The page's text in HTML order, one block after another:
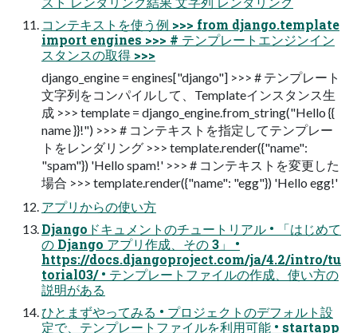
コンテキストを使う例 >>> from django.template
import engines >>> # テンプレートエンジンイン
スタンスの取得 >>>
django_engine = engines["django"] >>> # テンプレート
文字列をコンパイルして、Templateインスタンス生
成 >>> template = django_engine.from_string("Hello {{
name }}!") >>> # コンテキストを指定してテンプレー
トをレンダリング >>> template.render({"name":
"spam"}) 'Hello spam!' >>> # コンテキストを変更した
場合 >>> template.render({"name": "egg"}) 'Hello egg!'
アプリからの使い方
Djangoドキュメントのチュートリアル • 「はじめて
の Django アプリ作成、その 3」 •
https://docs.djangoproject.com/ja/4.2/intro/tu
torial03/ • テンプレートファイルの作成、使い方の
説明がある
ひとまずやってみる • プロジェクトのデフォルト設
定で、テンプレートファイルを利用可能 • startapp